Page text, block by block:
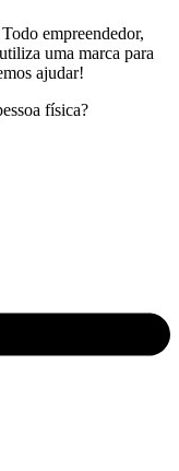
empreendedor,
uma marca para
ajudar!
física?